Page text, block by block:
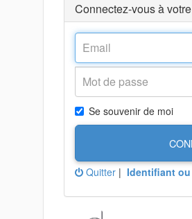
Connectez-vous à
Se souvenir de moi
Quitter | Identifiant